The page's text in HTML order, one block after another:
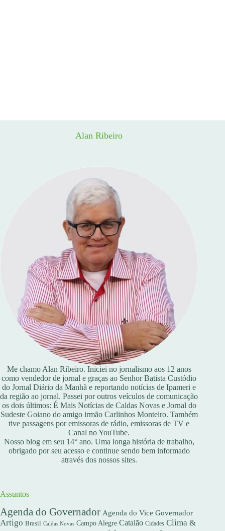
Alan Ribeiro
Me chamo Alan Ribeiro. Iniciei no jornalismo aos 12 anos
como vendedor de jornal e graças ao Senhor Batista Custódio
do Jornal Diário da Manhã e reportando notícias de Ipameri e
da região ao jornal. Passei por outros veículos de comunicação
os dois últimos: É Mais Notícias de Caldas Novas e Jornal do
Sudeste Goiano do amigo irmão Carlinhos Monteiro. Também
tive passagens por emissoras de rádio, emissoras de TV e
Canal no YouTube.
Nosso blog em seu 14° ano. Uma longa história de trabalho,
obrigado por seu acesso e continue sendo bem informado
através dos nossos sites.
Assuntos
Agenda do Governador Agenda do Vice Governador
Artigo Brasil Caldas Novas Campo Alegre Catalão Cidades Clima &